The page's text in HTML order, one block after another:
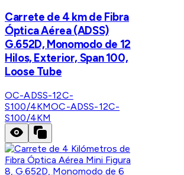
Carrete de 4 km de Fibra
Óptica Aérea (ADSS)
G.652D, Monomodo de 12
Hilos, Exterior, Span 100,
Loose Tube
OC-ADSS-12C-
S100/4KMOC-ADSS-12C-
S100/4KM